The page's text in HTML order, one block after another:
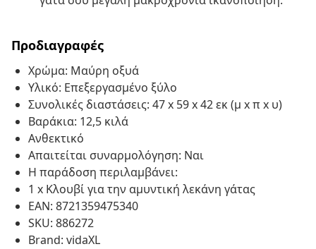
Προδιαγραφές
Χρώμα: Μαύρη οξυά
Υλικό: Επεξεργασμένο ξύλο
Συνολικές διαστάσεις: 47 x 59 x 42 εκ (μ x π x υ)
Βαράκια: 12,5 κιλά
Ανθεκτικό
Απαιτείται συναρμολόγηση: Ναι
Η παράδοση περιλαμβάνει:
1 x Κλουβί για την αμυντική λεκάνη γάτας
EAN: 8721359475340
SKU: 886272
Brand: vidaXL